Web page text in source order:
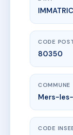
19
19 r julien hedin
CODE
80350
COMMUNE
Mers-
CODE